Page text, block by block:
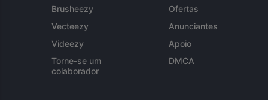
Brusheezy
Vecteezy
Videezy
Torne-se um
colaborador
Ofertas
Anunciantes
Apoio
DMCA